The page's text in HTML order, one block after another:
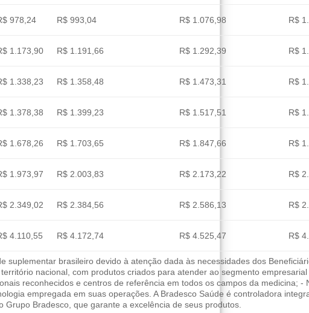
978,24 R$ 993,04 R$ 1.076,98 R$
1.173,90 R$ 1.191,66 R$ 1.292,39 R$
1.338,23 R$ 1.358,48 R$ 1.473,31 R$
1.378,38 R$ 1.399,23 R$ 1.517,51 R$
1.678,26 R$ 1.703,65 R$ 1.847,66 R$
1.973,97 R$ 2.003,83 R$ 2.173,22 R$
2.349,02 R$ 2.384,56 R$ 2.586,13 R$
4.110,55 R$ 4.172,74 R$ 4.525,47 R$
brasileiro devido à atenção dada às necessidades dos
nacional, com produtos criados para atender ao segmento
reconhecidos e centros de referência em todos os campos da medicina;
empregada em suas operações. A Bradesco Saúde é controladora
Bradesco, que garante a excelência de seus produtos.